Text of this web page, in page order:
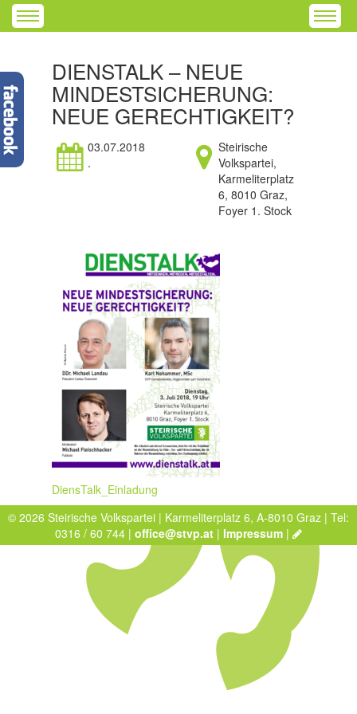
DIENSTALK – NEUE
MINDESTSICHERUNG:
NEUE GERECHTIGKEIT?
03.07.2018
.
Steirische
Volkspartei,
Karmeliterplatz
6, 8010 Graz,
Foyer 1. Stock
DiensTalk_Einladung
© 2026 Steirische Volkspartei | Karmeliterplatz 6, A-8010 Graz | Tel:
0316 / 60 744 | office@stvp.at | Impressum |